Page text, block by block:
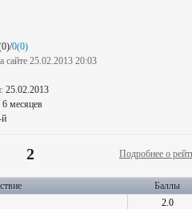
0(0)
сайте 25.02.2013 20:03
25.02.2013
6 месяцев
2 Подробнее о
Баллы
2.0